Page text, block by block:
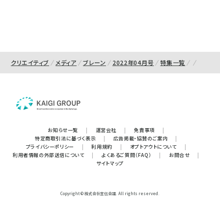
クリエイティブ メディア ブレーン 2022年04月号 特集一覧
お知らせ一覧 | 運営会社 | 免責事項
|
特定商取引法に基づく表示
| 広告掲載・協賛のご案内
|
プライバシーポリシー
| 利用規約 | オプトアウトについて
|
利用者情報の外部送信について
| よくあるご質問（FAQ） | お問合せ
|
サイトマップ
Copyright © 株式会社宣伝会議. All rights reserved.